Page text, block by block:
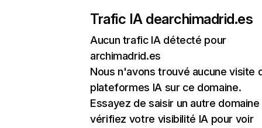
Trafic IA dearchimadrid.es
Aucun trafic IA détecté pour
archimadrid.es
Nous n'avons trouvé aucune visite
plateformes IA sur ce domaine.
Essayez de saisir un autre domaine
vérifiez votre visibilité IA pour voir